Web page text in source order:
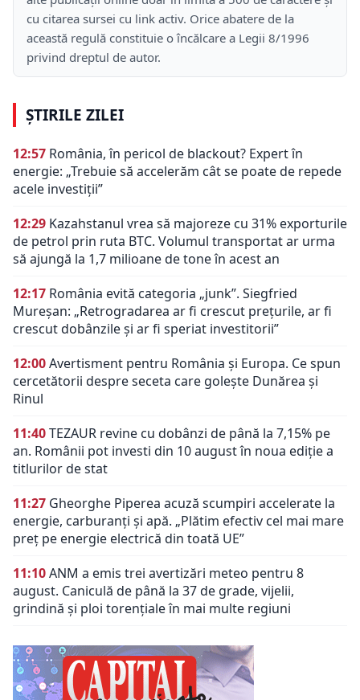
cu citarea sursei cu link activ. Orice abatere de la
această regulă constituie o încălcare a Legii 8/1996
privind dreptul de autor.
ȘTIRILE ZILEI
12:57 România, în pericol de blackout? Expert în
energie: „Trebuie să accelerăm cât se poate de repede
acele investiții”
12:29 Kazahstanul vrea să majoreze cu 31% exporturile
de petrol prin ruta BTC. Volumul transportat ar urma
să ajungă la 1,7 milioane de tone în acest an
12:17 România evită categoria „junk”. Siegfried
Mureșan: „Retrogradarea ar fi crescut preţurile, ar fi
crescut dobânzile şi ar fi speriat investitorii”
12:00Avertisment pentru România și Europa. Ce spun
cercetătorii despre seceta care golește Dunărea și
Rinul
11:40TEZAUR revine cu dobânzi de până la 7,15% pe
an. Românii pot investi din 10 august în noua ediție a
titlurilor de stat
11:27 Gheorghe Piperea acuză scumpiri accelerate la
energie, carburanți și apă. „Plătim efectiv cel mai mare
preț pe energie electrică din toată UE”
11:10ANM a emis trei avertizări meteo pentru 8
august. Caniculă de până la 37 de grade, vijelii,
grindină și ploi torențiale în mai multe regiuni